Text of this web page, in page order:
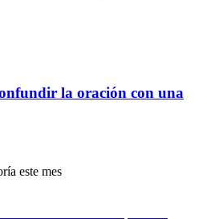
la oración con una
este mes